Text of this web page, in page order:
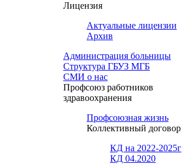
Лицензия
Актуальные лицензии
Архив
Администрация больницы
Структура ГБУЗ МГБ
СМИ о нас
Профсоюз работников
здравоохранения
Профсоюзная жизнь
Коллективный договор
КД на 2022-2025г
КД 04.2020